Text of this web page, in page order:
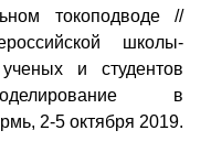
токоподводе //
школы-
и студентов
в
2-5 октября 2019.